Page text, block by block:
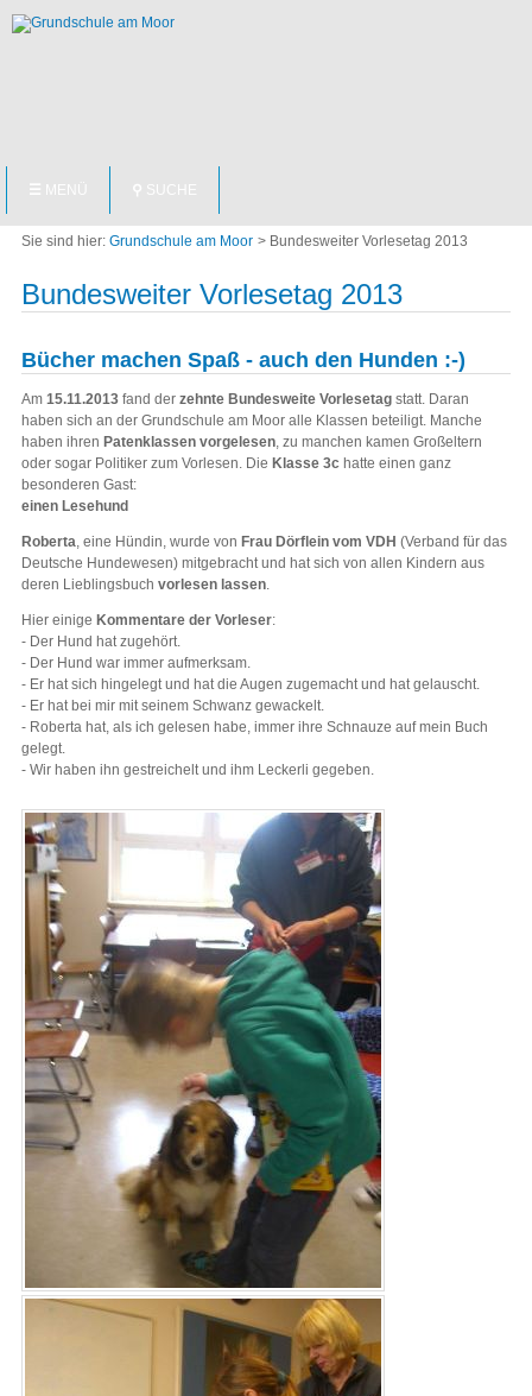
NAVIGATION
☰ MENÜ ⚲ SUCHE
Grundschule am Moor Bundesweiter Vorlesetag 2013
Bundesweiter Vorlesetag 2013
Bücher machen Spaß - auch den Hunden :-)
Am 15.11.2013 fand der zehnte Bundesweite Vorlesetag statt. Daran
haben sich an der Grundschule am Moor alle Klassen beteiligt. Manche
haben ihren Patenklassen vorgelesen, zu manchen kamen Großeltern
oder sogar Politiker zum Vorlesen. Die Klasse 3c hatte einen ganz
besonderen Gast:
einen Lesehund
Roberta, eine Hündin, wurde von Frau Dörflein vom VDH (Verband für das
Deutsche Hundewesen) mitgebracht und hat sich von allen Kindern aus
deren Lieblingsbuch vorlesen lassen.
Hier einige Kommentare der Vorleser:
- Der Hund hat zugehört.
- Der Hund war immer aufmerksam.
- Er hat sich hingelegt und hat die Augen zugemacht und hat gelauscht.
- Er hat bei mir mit seinem Schwanz gewackelt.
- Roberta hat, als ich gelesen habe, immer ihre Schnauze auf mein Buch
gelegt.
- Wir haben ihn gestreichelt und ihm Leckerli gegeben.